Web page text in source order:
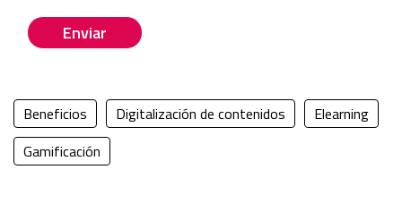
Beneficios Digitalización de contenidos
Elearning
Gamificación